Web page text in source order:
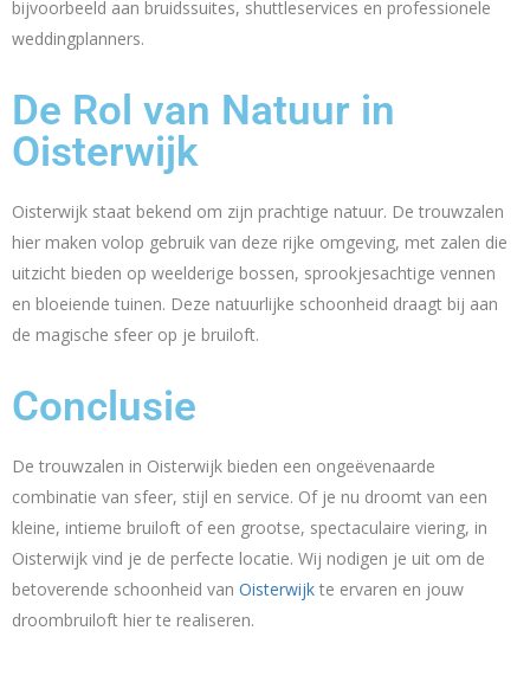
bijvoorbeeld aan bruidssuites, shuttleservices en professionele
weddingplanners.
De Rol van Natuur in
Oisterwijk
Oisterwijk staat bekend om zijn prachtige natuur. De trouwzalen
hier maken volop gebruik van deze rijke omgeving, met zalen die
uitzicht bieden op weelderige bossen, sprookjesachtige vennen
en bloeiende tuinen. Deze natuurlijke schoonheid draagt bij aan
de magische sfeer op je bruiloft.
Conclusie
De trouwzalen in Oisterwijk bieden een ongeëvenaarde
combinatie van sfeer, stijl en service. Of je nu droomt van een
kleine, intieme bruiloft of een grootse, spectaculaire viering, in
Oisterwijk vind je de perfecte locatie. Wij nodigen je uit om de
betoverende schoonheid van Oisterwijk te ervaren en jouw
droombruiloft hier te realiseren.